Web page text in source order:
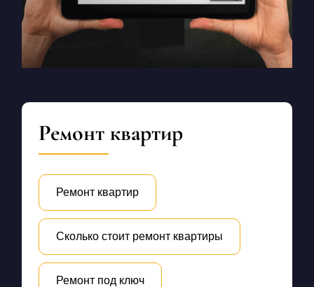
Ремонт квартир
Ремонт квартир
Сколько стоит ремонт квартиры
Ремонт под ключ